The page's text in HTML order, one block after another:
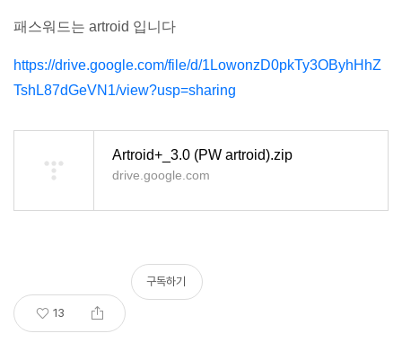
패스워드는 artroid 입니다
https://drive.google.com/file/d/1LowonzD0pkTy3OByhHhZ
TshL87dGeVN1/view?usp=sharing
Artroid+_3.0 (PW artroid).zip
drive.google.com
13
구독하기